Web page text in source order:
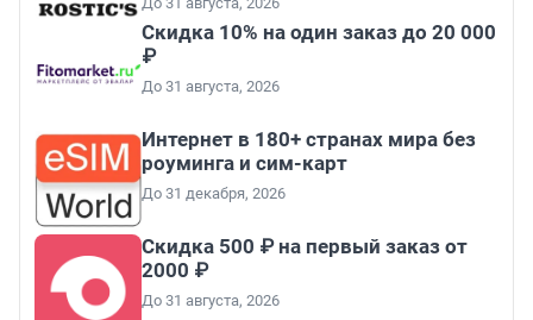
Скидка 10% на один заказ до 20 000
₽
До 31 августа, 2026
Интернет в 180+ странах мира без
роуминга и сим-карт
До 31 декабря, 2026
Скидка 500 ₽ на первый заказ от
2000 ₽
До 31 августа, 2026